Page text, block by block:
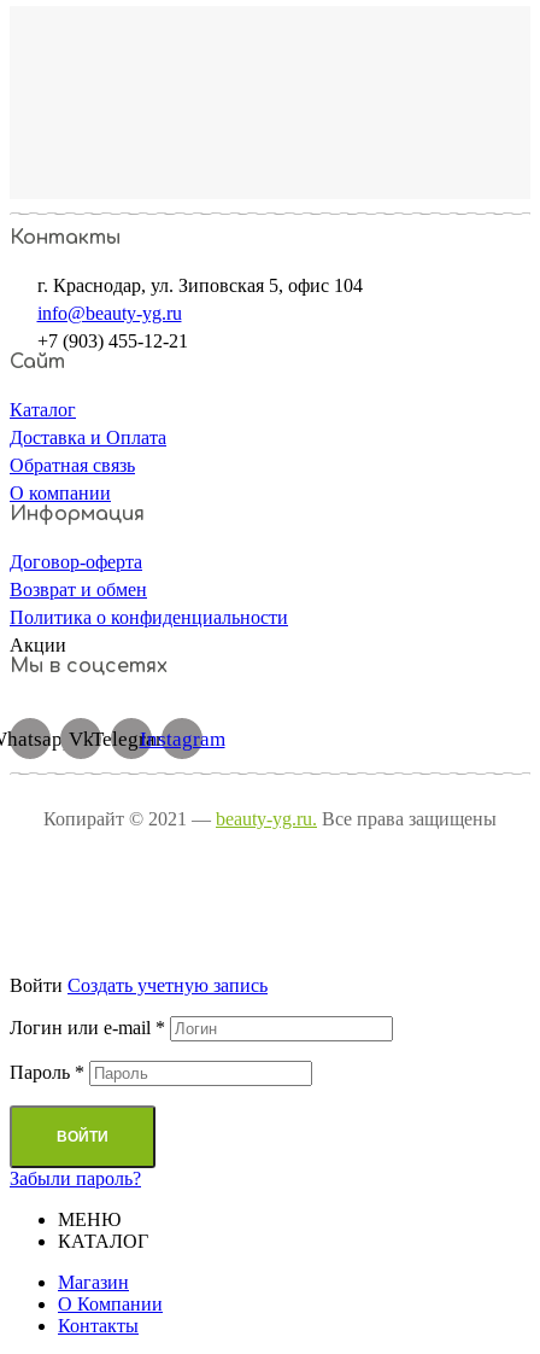
Контакты
г. Краснодар, ул. Зиповская 5, офис 104
info@beauty-yg.ru
+7 (903) 455-12-21
Сайт
Каталог
Доставка и Оплата
Обратная связь
О компании
Информация
Договор-оферта
Возврат и обмен
Политика о конфиденциальности
Акции
Мы в соцсетях
VkTelegramInstagram
Копирайт © 2021 — beauty-yg.ru. Все права защищены
Войти Cоздать учетную запись
Логин или e-mail *
Пароль *
ВОЙТИ
Забыли пароль?
МЕНЮ
КАТАЛОГ
Магазин
О Компании
Контакты